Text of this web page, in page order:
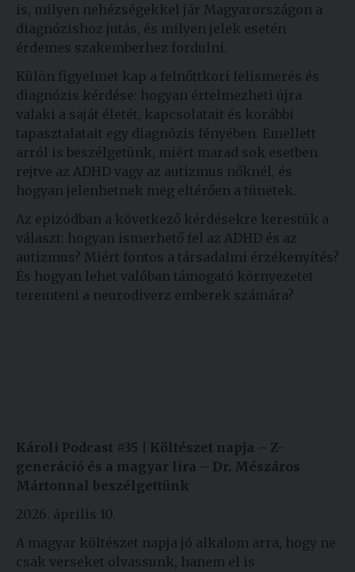
is, milyen nehézségekkel jár Magyarországon a
diagnózishoz jutás, és milyen jelek esetén
érdemes szakemberhez fordulni.
Külön figyelmet kap a felnőttkori felismerés és
diagnózis kérdése: hogyan értelmezheti újra
valaki a saját életét, kapcsolatait és korábbi
tapasztalatait egy diagnózis fényében. Emellett
arról is beszélgetünk, miért marad sok esetben
rejtve az ADHD vagy az autizmus nőknél, és
hogyan jelenhetnek meg eltérően a tünetek.
Az epizódban a következő kérdésekre kerestük a
választ: hogyan ismerhető fel az ADHD és az
autizmus? Miért fontos a társadalmi érzékenyítés?
És hogyan lehet valóban támogató környezetet
teremteni a neurodiverz emberek számára?
Károli Podcast #35 | Költészet napja – Z-
generáció és a magyar líra – Dr. Mészáros
Mártonnal beszélgettünk
2026. április 10.
A magyar költészet napja jó alkalom arra, hogy ne
csak verseket olvassunk, hanem el is